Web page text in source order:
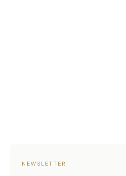
NEWSLETTER